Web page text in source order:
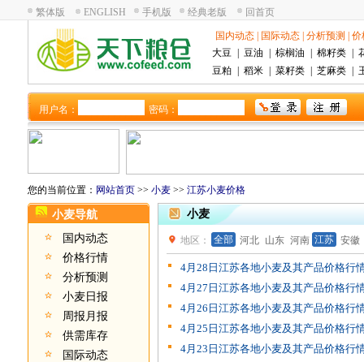
繁体版 ENGLISH 手机版 经典老版 回首页
国内动态 国际动态 分析预测
价
大豆
豆油 棕榈油 棉籽类
豆粕
稻米 菜籽类 芝麻类
用户名： 密码：
您的当前位置： 网站首页 >> 小麦 >> 江苏小麦价格
小麦导航
国内动态
价格行情
分析预测
小麦日报
周报月报
供需库存
国际动态
小麦
地区： 全部 河北 山东 河南 江苏 安徽
四川 浙江 福建 北京 内蒙古 甘
4月28日江苏各地小麦及其产品价格行
4月27日江苏各地小麦及其产品价格行
4月26日江苏各地小麦及其产品价格行
4月25日江苏各地小麦及其产品价格行
4月23日江苏各地小麦及其产品价格行